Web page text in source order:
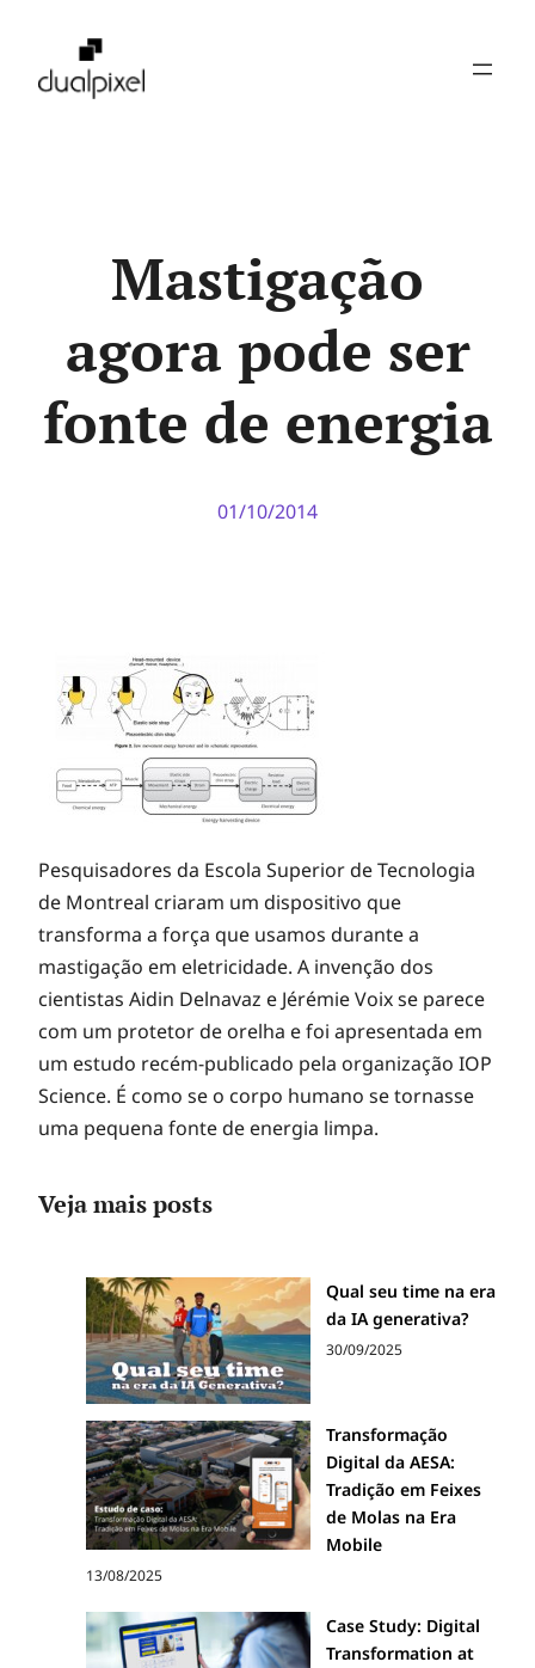
Mastigação
agora pode ser
fonte de energia
01/10/2014
Pesquisadores da Escola Superior de Tecnologia
de Montreal criaram um dispositivo que
transforma a força que usamos durante a
mastigação em eletricidade. A invenção dos
cientistas Aidin Delnavaz e Jérémie Voix se parece
com um protetor de orelha e foi apresentada em
um estudo recém-publicado pela organização IOP
Science. É como se o corpo humano se tornasse
uma pequena fonte de energia limpa.
Veja mais posts
Qual seu time na era
da IA generativa?
30/09/2025
Transformação
Digital da AESA:
Tradição em Feixes
de Molas na Era
Mobile
13/08/2025
Case Study: Digital
Transformation at